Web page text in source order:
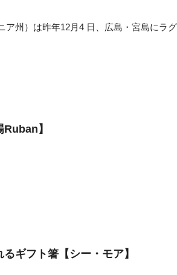
ア州）は昨年12月4 日、広島・宮島にラグ
】
ギフト箸【シー・モア】